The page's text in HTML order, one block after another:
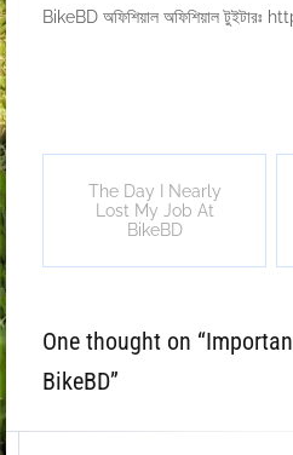
BikeBD অফিশিয়াল অফিশিয়াল টুইটারঃ
The Day I Nearly
Lost My Job At
BikeBD
One thought on “
BikeBD”